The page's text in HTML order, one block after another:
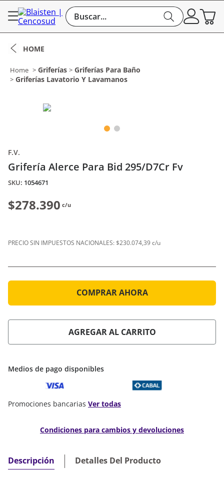
Buscar...
Griferías
Griferías Para Baño
Griferías Lavatorio Y Lavamanos
F.V.
Grifería Alerce Para Bid 295/D7Cr Fv
: 1054671
$278.390 c/u
PRECIO SIN IMPUESTOS NACIONALES:$230.074,39 c/u
COMPRAR AHORA
AGREGAR AL CARRITO
Medios de pago disponibles
Promociones bancarias Ver todas
Condiciones para cambios y devoluciones
Descripción Detalles Del Producto